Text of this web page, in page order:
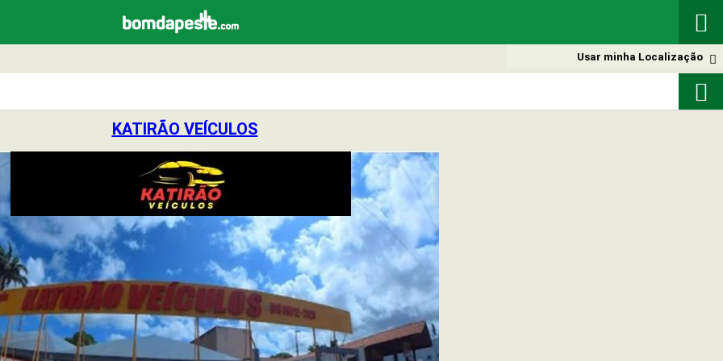


Usar minha Localização

KATIRÃO VEÍCULOS